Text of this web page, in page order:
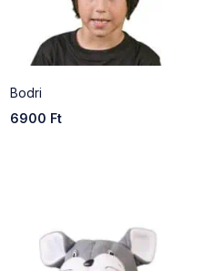
Bodri
6900 Ft